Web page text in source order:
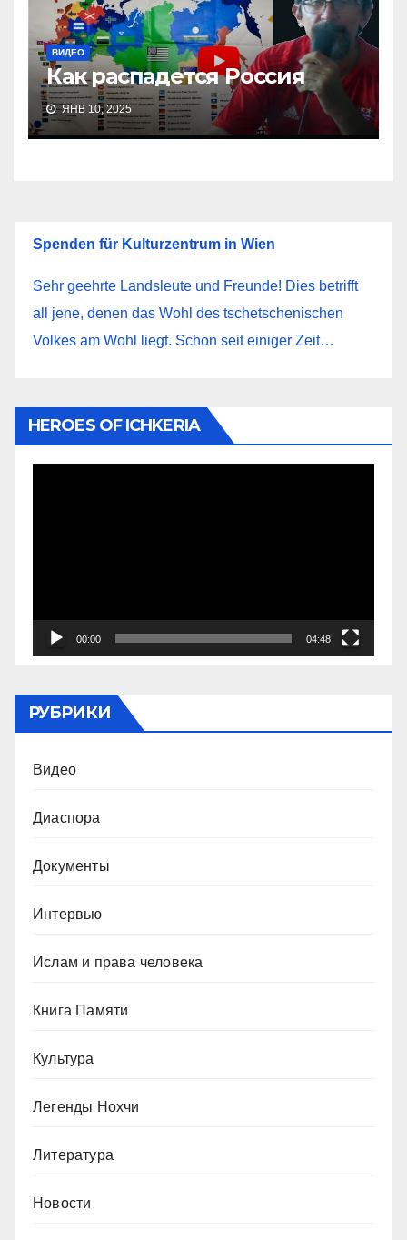
ВИДЕО
Как распадется Россия
ЯНВ 10, 2025
Spenden für Kulturzentrum in Wien
Sehr geehrte Landsleute und Freunde! Dies betrifft
all jene, denen das Wohl des tschetschenischen
Volkes am Wohl liegt. Schon seit einiger Zeit…
HEROES OF ICHKERIA
00:00 04:48
РУБРИКИ
Видео
Диаспора
Документы
Интервью
Ислам и права человека
Книга Памяти
Культура
Легенды Нохчи
Литература
Новости